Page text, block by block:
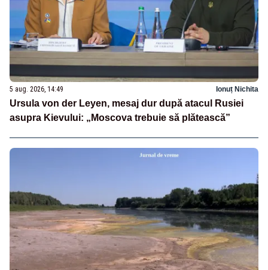
5 aug. 2026, 14:49 Ionuț Nichita
Ursula von der Leyen, mesaj dur după atacul Rusiei
asupra Kievului: „Moscova trebuie să plătească”